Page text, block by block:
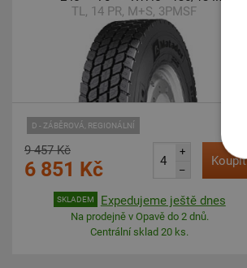
TL, 14 PR, M+S, 3PMSF
D - ZÁBĚROVÁ, REGIONÁLNÍ
9 457 Kč
6 851 Kč
+
–
Koupit
SKLADEM Expedujeme ještě dnes
Na prodejně v Opavě do 2 dnů.
Centrální sklad 20 ks.